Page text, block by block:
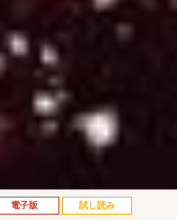
電子版 試し読み